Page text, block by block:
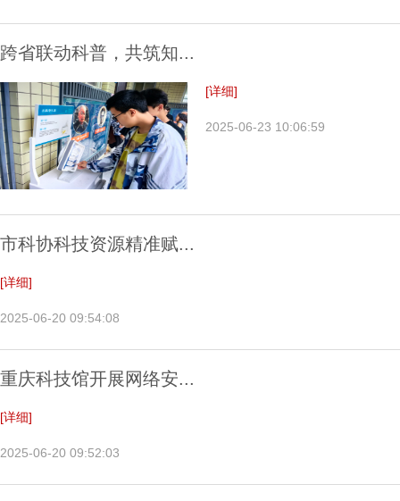
跨省联动科普，共筑知...
[详细]
2025-06-23 10:06:59
市科协科技资源精准赋...
[详细]
2025-06-20 09:54:08
重庆科技馆开展网络安...
[详细]
2025-06-20 09:52:03